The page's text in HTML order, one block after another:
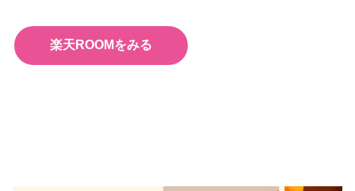
楽天ROOMをみる